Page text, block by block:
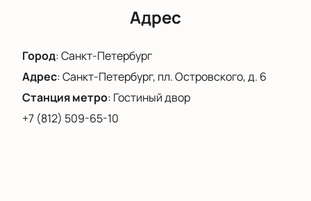
символизирующие тщетность нашего
существования. Жизнь этих объектов не
обновляется бесконечное количество раз...
Адрес
Город:Санкт-Петербург
Адрес:Санкт-Петербург, пл. Островского, д. 6
Станция метро: Гостиный двор
+7 (812) 509-65-10